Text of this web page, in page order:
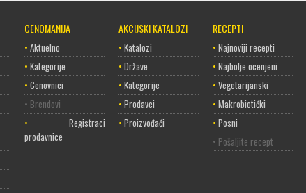
CENOMANIJA
• Aktuelno
• Kategorije
• Cenovnici
• Brendovi
• Registracija
prodavnice
AKCIJSKI KATALOZI
• Katalozi
• Države
• Kategorije
• Prodavci
• Proizvođači
RECEPTI
• Najnoviji recepti
• Najbolje ocenjeni
• Vegetarijanski
• Makrobiotički
• Posni
• Pošaljite recept